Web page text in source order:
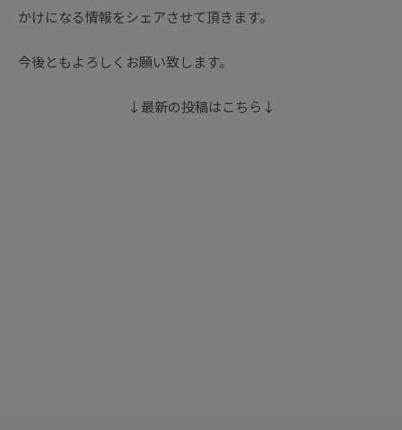
かけになる情報をシェアさせて頂きます。
今後ともよろしくお願い致します。
↓最新の投稿はこちら↓